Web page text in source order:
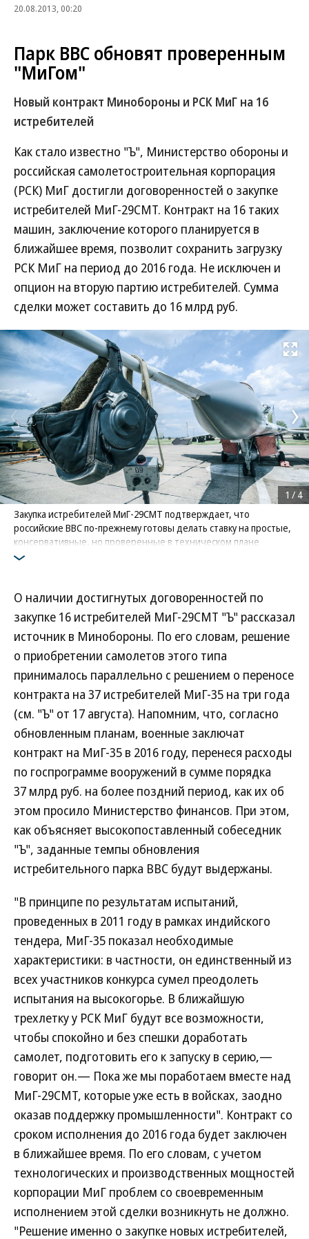
20.08.2013, 00:20
Парк ВВС обновят проверенным
"МиГом"
Новый контракт Минобороны и РСК МиГ на 16
истребителей
Как стало известно "Ъ", Министерство обороны и
российская самолетостроительная корпорация
(РСК) МиГ достигли договоренностей о закупке
истребителей МиГ-29СМТ. Контракт на 16 таких
машин, заключение которого планируется в
ближайшее время, позволит сохранить загрузку
РСК МиГ на период до 2016 года. Не исключен и
опцион на вторую партию истребителей. Сумма
сделки может составить до 16 млрд руб.
Развернуть
Закупка истребителей МиГ-29СМТ подтверждает, что
российские ВВС по-прежнему готовы делать ставку на простые,
консервативные, но проверенные в техническом плане
решения
1 / 4
О наличии достигнутых договоренностей по
закупке 16 истребителей МиГ-29СМТ "Ъ" рассказал
источник в Минобороны. По его словам, решение
о приобретении самолетов этого типа
принималось параллельно с решением о переносе
контракта на 37 истребителей МиГ-35 на три года
(см. "Ъ" от 17 августа). Напомним, что, согласно
обновленным планам, военные заключат
контракт на МиГ-35 в 2016 году, перенеся расходы
по госпрограмме вооружений в сумме порядка
37 млрд руб. на более поздний период, как их об
этом просило Министерство финансов. При этом,
как объясняет высокопоставленный собеседник
"Ъ", заданные темпы обновления
истребительного парка ВВС будут выдержаны.
"В принципе по результатам испытаний,
проведенных в 2011 году в рамках индийского
тендера, МиГ-35 показал необходимые
характеристики: в частности, он единственный из
всех участников конкурса сумел преодолеть
испытания на высокогорье. В ближайшую
трехлетку у РСК МиГ будут все возможности,
чтобы спокойно и без спешки доработать
самолет, подготовить его к запуску в серию,—
говорит он.— Пока же мы поработаем вместе над
МиГ-29СМТ, которые уже есть в войсках, заодно
оказав поддержку промышленности". Контракт со
сроком исполнения до 2016 года будет заключен
в ближайшее время. По его словам, с учетом
технологических и производственных мощностей
корпорации МиГ проблем со своевременным
исполнением этой сделки возникнуть не должно.
"Решение именно о закупке новых истребителей,